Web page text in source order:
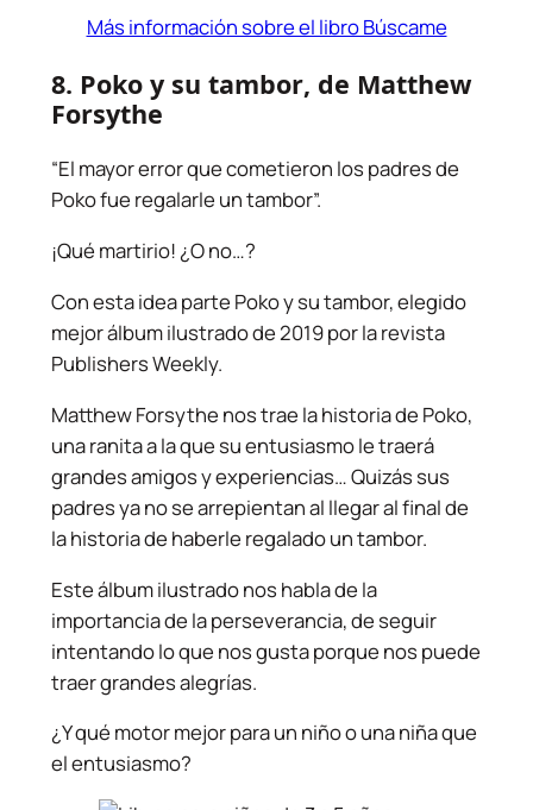
Más información sobre el libro Búscame
8. Poko y su tambor, de Matthew
Forsythe
“El mayor error que cometieron los padres de
Poko fue regalarle un tambor”.
¡Qué martirio! ¿O no…?
Con esta idea parte Poko y su tambor, elegido
mejor álbum ilustrado de 2019 por la revista
Publishers Weekly.
Matthew Forsythe nos trae la historia de Poko,
una ranita a la que su entusiasmo le traerá
grandes amigos y experiencias… Quizás sus
padres ya no se arrepientan al llegar al final de
la historia de haberle regalado un tambor.
Este álbum ilustrado nos habla de la
importancia de la perseverancia, de seguir
intentando lo que nos gusta porque nos puede
traer grandes alegrías.
¿Y qué motor mejor para un niño o una niña que
el entusiasmo?